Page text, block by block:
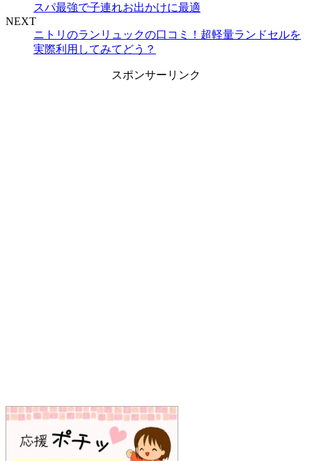
スパ最強で子連れお出かけに最適
NEXT
ニトリのランリュックの口コミ！超軽量ランドセルを
実際利用してみてどう？
スポンサーリンク